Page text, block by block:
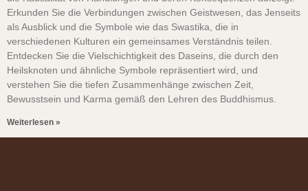
Erkunden Sie die Verbindungen zwischen Geistwesen, das Jenseits
als Ausblick und die Symbole wie das Swastika, die in
verschiedenen Kulturen ein gemeinsames Verständnis teilen.
Entdecken Sie die Vielschichtigkeit des Daseins, die durch den
Heilsknoten und ähnliche Symbole repräsentiert wird, und
verstehen Sie die tiefen Zusammenhänge zwischen Zeit,
Bewusstsein und Karma gemäß den Lehren des Buddhismus.
Weiterlesen »